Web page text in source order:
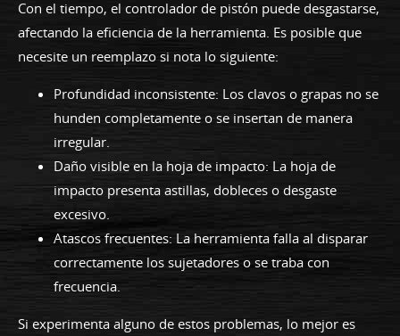
Con el tiempo, el controlador de pistón puede desgastarse,
afectando la eficiencia de la herramienta. Es posible que
necesite un reemplazo si nota lo siguiente:
Profundidad inconsistente: Los clavos o grapas no se
hunden completamente o se insertan de manera
irregular.
Daño visible en la hoja de impacto: La hoja de
impacto presenta astillas, dobleces o desgaste
excesivo.
Atascos frecuentes: La herramienta falla al disparar
correctamente los sujetadores o se traba con
frecuencia.
Si experimenta alguno de estos problemas, lo mejor es